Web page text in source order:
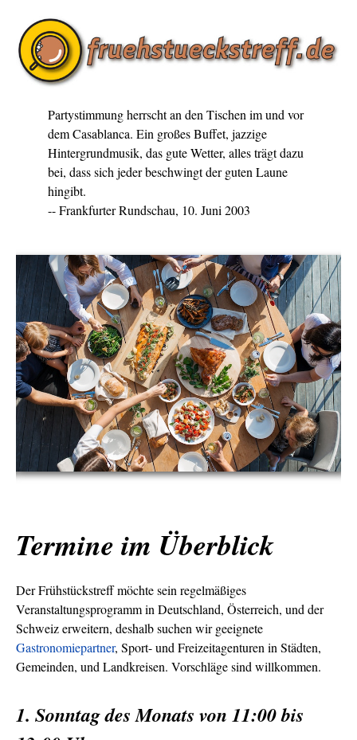
Partystimmung herrscht an den Tischen im und vor
dem Casablanca. Ein großes Buffet, jazzige
Hintergrundmusik, das gute Wetter, alles trägt dazu
bei, dass sich jeder beschwingt der guten Laune
hingibt.
-- Frankfurter Rundschau, 10. Juni 2003
Termine im Überblick
Der Frühstückstreff möchte sein regelmäßiges
Veranstaltungsprogramm in Deutschland, Österreich, und der
Schweiz erweitern, deshalb suchen wir geeignete
Gastronomiepartner, Sport- und Freizeitagenturen in Städten,
Gemeinden, und Landkreisen. Vorschläge sind willkommen.
1. Sonntag des Monats von 11:00 bis